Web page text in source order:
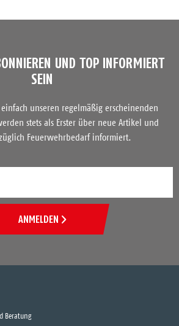
UND TOP INFORMIERT
SEIN
unseren regelmäßig erscheinenden
stets als Erster über neue Artikel und
Feuerwehrbedarf informiert.
ANMELDEN
Beratung